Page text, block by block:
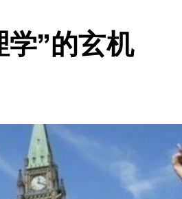
学”的玄机